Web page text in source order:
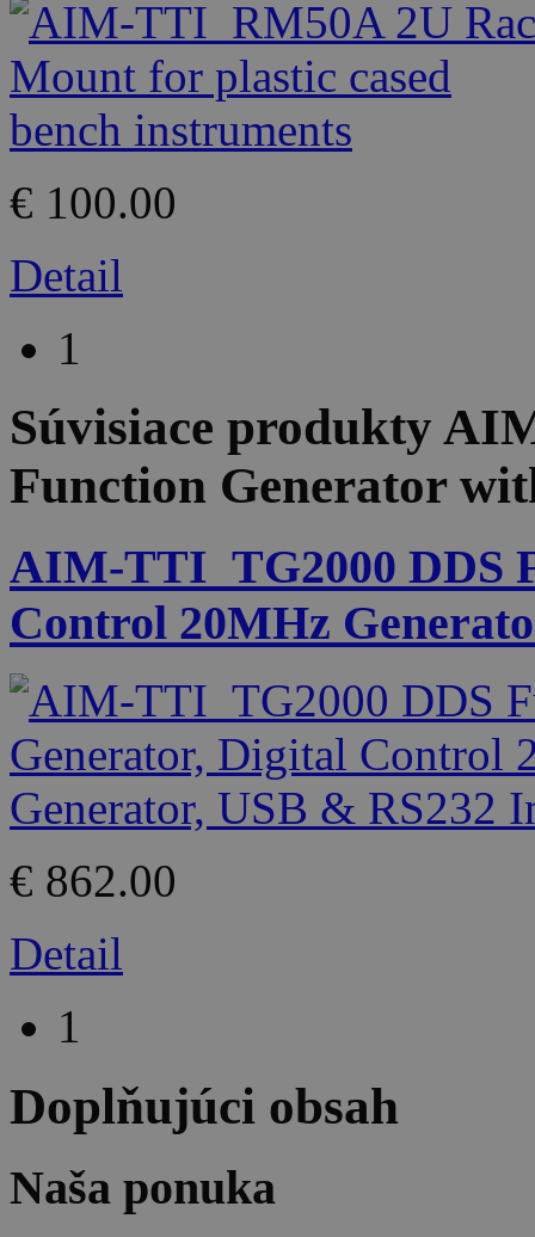
€ 100.00
Detail
1
Súvisiace produkty
Function Generator
AIM-TTI_TG2000 DDS
Control 20MHz
€ 862.00
Detail
1
Doplňujúci obsah
Naša ponuka